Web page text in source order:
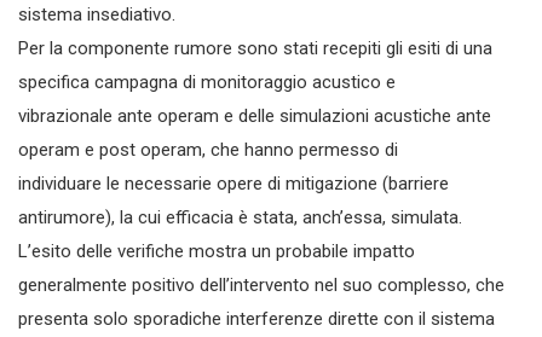
sistema insediativo.
Per la componente rumore sono stati recepiti gli esiti di una
specifica campagna di monitoraggio acustico e
vibrazionale ante operam e delle simulazioni acustiche ante
operam e post operam, che hanno permesso di
individuare le necessarie opere di mitigazione (barriere
antirumore), la cui efficacia è stata, anch’essa, simulata.
L’esito delle verifiche mostra un probabile impatto
generalmente positivo dell’intervento nel suo complesso, che
presenta solo sporadiche interferenze dirette con il sistema